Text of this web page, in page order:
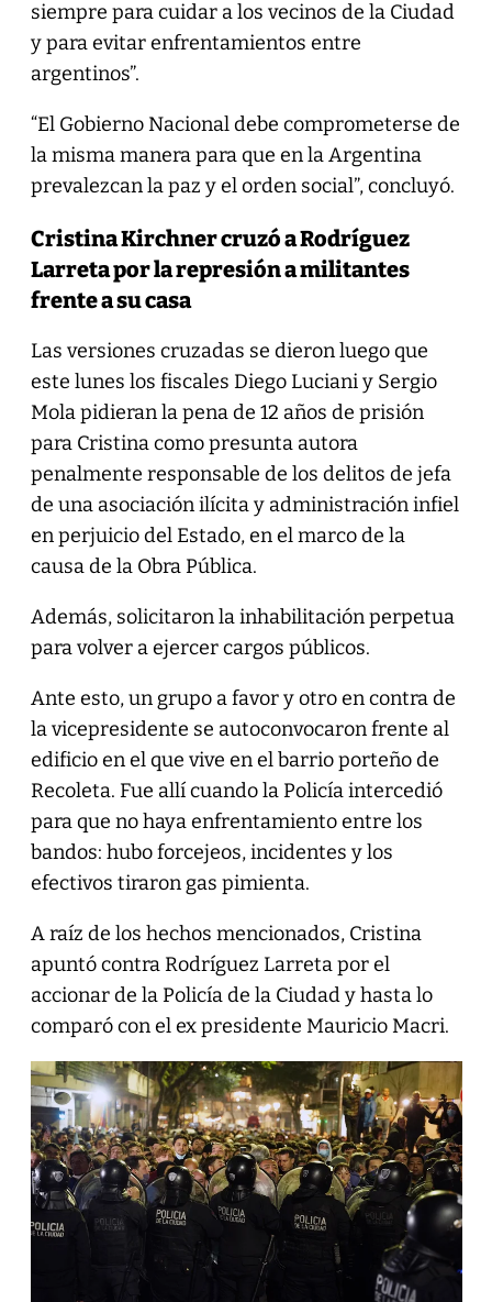
siempre para cuidar a los vecinos de la Ciudad
y para evitar enfrentamientos entre
argentinos”.
“El Gobierno Nacional debe comprometerse de
la misma manera para que en la Argentina
prevalezcan la paz y el orden social”, concluyó.
Cristina Kirchner cruzó a Rodríguez
Larreta por la represión a militantes
frente a su casa
Las versiones cruzadas se dieron luego que
este lunes los fiscales Diego Luciani y Sergio
Mola pidieran la pena de 12 años de prisión
para Cristina como presunta autora
penalmente responsable de los delitos de jefa
de una asociación ilícita y administración infiel
en perjuicio del Estado, en el marco de la
causa de la Obra Pública.
Además, solicitaron la inhabilitación perpetua
para volver a ejercer cargos públicos.
Ante esto, un grupo a favor y otro en contra de
la vicepresidente se autoconvocaron frente al
edificio en el que vive en el barrio porteño de
Recoleta. Fue allí cuando la Policía intercedió
para que no haya enfrentamiento entre los
bandos: hubo forcejeos, incidentes y los
efectivos tiraron gas pimienta.
A raíz de los hechos mencionados, Cristina
apuntó contra Rodríguez Larreta por el
accionar de la Policía de la Ciudad y hasta lo
comparó con el ex presidente Mauricio Macri.